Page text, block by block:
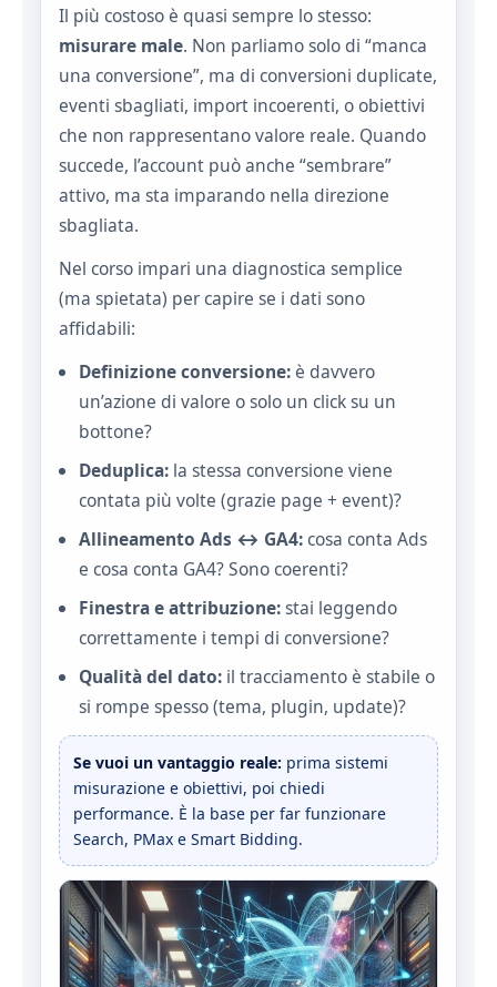
Il più costoso è quasi sempre lo stesso:
misurare male. Non parliamo solo di “manca
una conversione”, ma di conversioni duplicate,
eventi sbagliati, import incoerenti, o obiettivi
che non rappresentano valore reale. Quando
succede, l’account può anche “sembrare”
attivo, ma sta imparando nella direzione
sbagliata.
Nel corso impari una diagnostica semplice
(ma spietata) per capire se i dati sono
affidabili:
Definizione conversione: è davvero
un’azione di valore o solo un click su un
bottone?
Deduplica: la stessa conversione viene
contata più volte (grazie page + event)?
Allineamento Ads ↔ GA4: cosa conta Ads
e cosa conta GA4? Sono coerenti?
Finestra e attribuzione:stai leggendo
correttamente i tempi di conversione?
Qualità del dato: il tracciamento è stabile o
si rompe spesso (tema, plugin, update)?
Se vuoi un vantaggio reale: prima sistemi
misurazione e obiettivi, poi chiedi
performance. È la base per far funzionare
Search, PMax e Smart Bidding.